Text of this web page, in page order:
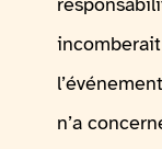
n’a